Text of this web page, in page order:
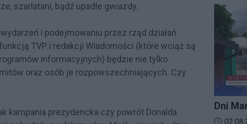
szarlatani, bądź upadłe gwiazdy.
i podejmowaniu przez rząd działań
TVP i redakcji Wiadomości (które wciąż są
informacyjnych) będzie nie tylko
oraz osób je rozpowszechniających. Czy
kampania prezydencka czy powrót Donalda
Dni
Data